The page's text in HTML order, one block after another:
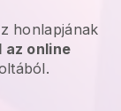
honlapjának
az online